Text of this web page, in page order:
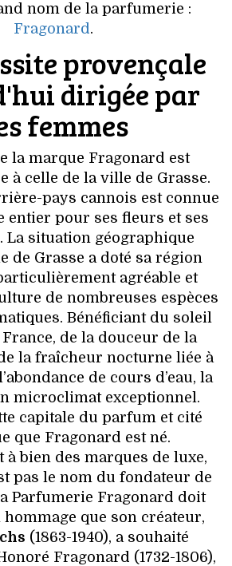
nom de la parfumerie :
Fragonard.
provençale
dirigée par
femmes
la marque Fragonard est
à celle de la ville de Grasse.
pays cannois est connue
entier pour ses fleurs et ses
La situation géographique
de Grasse a doté sa région
agréable et
de nombreuses espèces
Bénéficiant du soleil
de la douceur de la
la fraîcheur nocturne liée à
de cours d’eau, la
microclimat exceptionnel.
capitale du parfum et cité
que Fragonard est né.
à bien des marques de luxe,
pas le nom du fondateur de
Parfumerie Fragonard doit
que son créateur,
(1863-1940), a souhaité
Fragonard (1732-1806),